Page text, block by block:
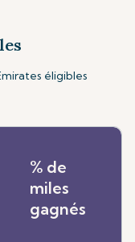
éligibles
% de
miles
gagnés